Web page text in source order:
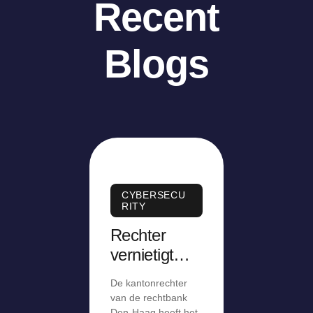
Recent
Blogs
CYBERSECU
RITY
Rechter
vernietigt
staande
De kantonrechter
van de rechtbank